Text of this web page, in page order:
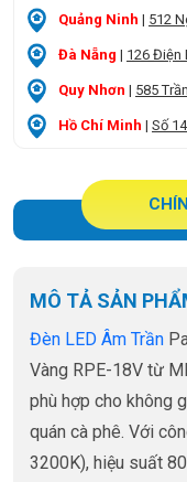
Quảng Ninh | 512
Đà Nẵng | 126 Điện
Quy Nhơn | 585
Hồ Chí Minh | Số
MÔ TẢ SẢN
Đèn LED Âm Trần
Vàng RPE-18V từ
phù hợp cho không
quán cà phê. Với
3200K), hiệu suất